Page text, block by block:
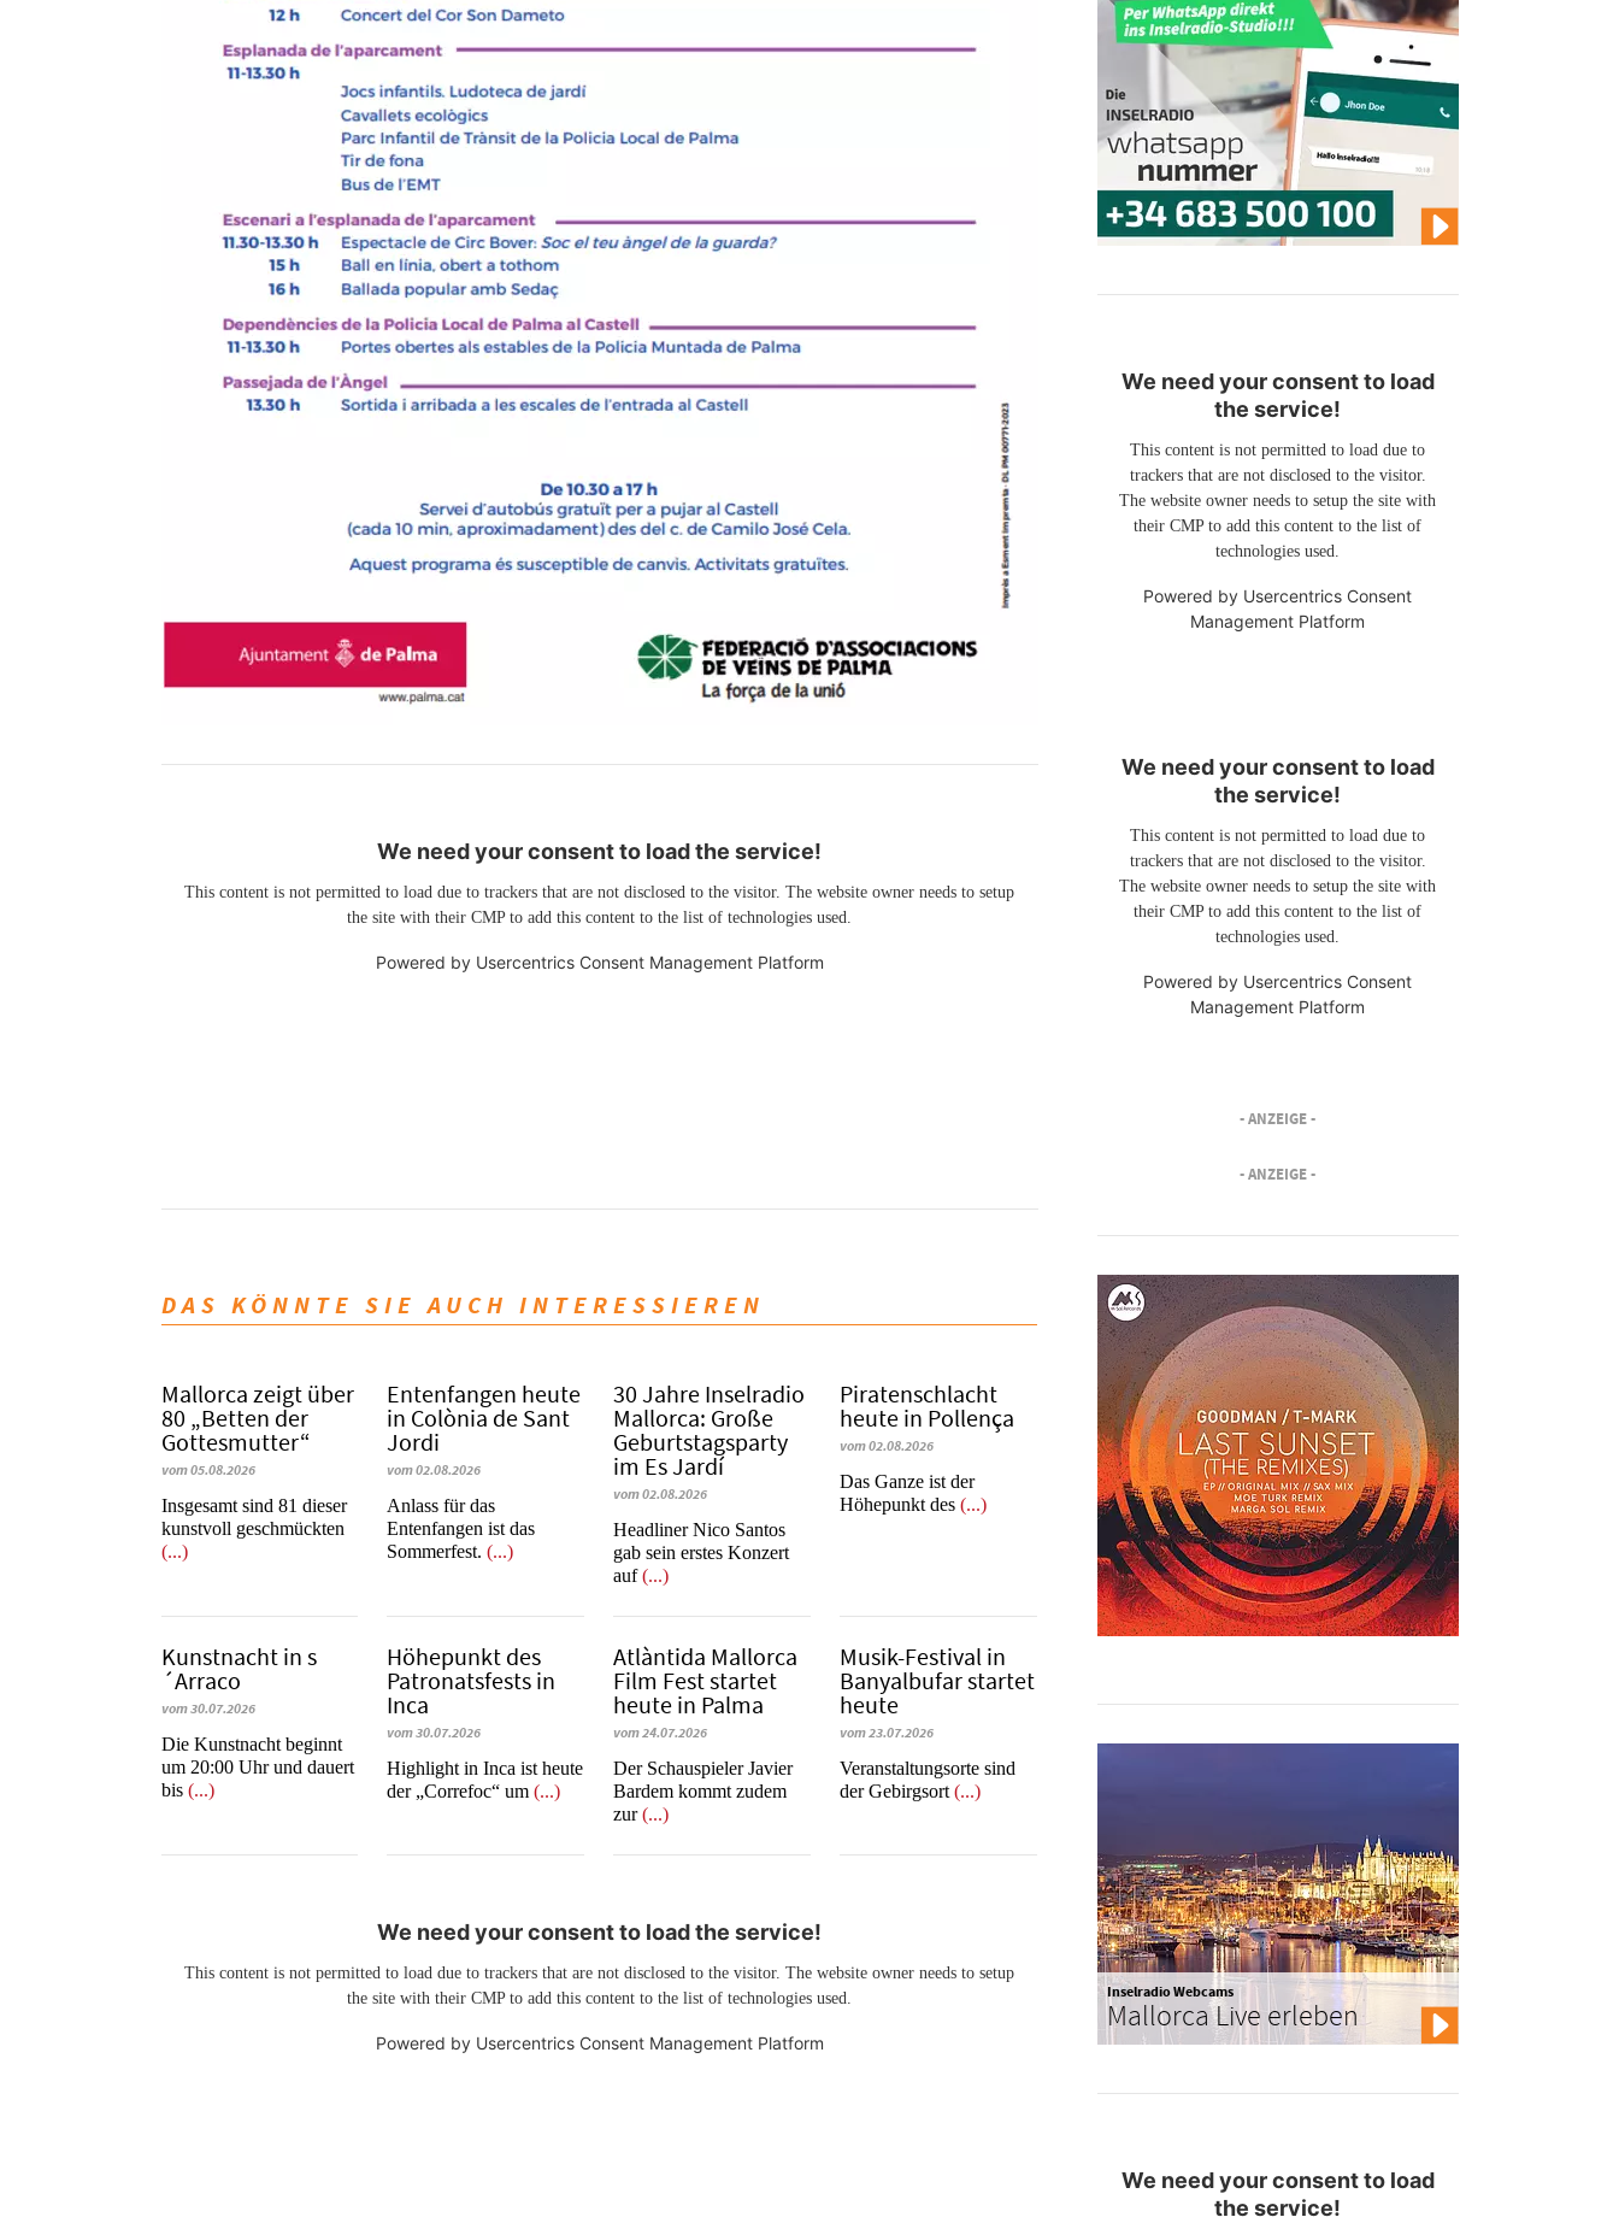
We need your consent to load the service!
This content is not permitted to load due to trackers that are not disclosed to the visitor. The website owner needs to setup
the site with their CMP to add this content to the list of technologies used.
Powered by Usercentrics Consent Management Platform
DAS KÖNNTE SIE AUCH INTERESSIEREN
Mallorca zeigt über
80 „Betten der
Gottesmutter“
vom 05.08.2026
Insgesamt sind 81 dieser
kunstvoll geschmückten
(...)
Entenfangen heute
in Colònia de Sant
Jordi
vom 02.08.2026
Anlass für das
Entenfangen ist das
Sommerfest.(...)
30 Jahre Inselradio
Mallorca: Große
Geburtstagsparty
im Es Jardí
vom 02.08.2026
Headliner Nico Santos
gab sein erstes Konzert
auf(...)
Piratenschlacht
heute in Po­llen­ça
vom 02.08.2026
​​​​​​​Das Ganze ist der
Höhepunkt des(...)
Kunstnacht in s
´Arraco
vom 30.07.2026
Die Kunstnacht beginnt
um 20:00 Uhr und dauert
bis (...)
Höhepunkt des
Patronatsfests in
Inca
vom 30.07.2026
Highlight in Inca ist heute
der „Correfoc“ um(...)
Atlàntida Mallorca
Film Fest startet
heute in Palma
vom 24.07.2026
Der Schauspieler Javier
Bardem kommt zudem
zur(...)
Musik-Festival in
Ban­yal­bu­far startet
heute
vom 23.07.2026
Veranstaltungsorte sind
der Gebirgsort(...)
We need your consent to load the service!
This content is not permitted to load due to trackers that are not disclosed to the visitor. The website owner needs to setup
the site with their CMP to add this content to the list of technologies used.
Powered by Usercentrics Consent Management Platform
We need your consent to load
the service!
This content is not permitted to load due to
trackers that are not disclosed to the visitor.
The website owner needs to setup the site with
their CMP to add this content to the list of
technologies used.
Powered by Usercentrics Consent
Management Platform
We need your consent to load
the service!
This content is not permitted to load due to
trackers that are not disclosed to the visitor.
The website owner needs to setup the site with
their CMP to add this content to the list of
technologies used.
Powered by Usercentrics Consent
Management Platform
- ANZEIGE -
- ANZEIGE -
Inselradio Webcams
Mallorca Live erleben
We need your consent to load
the service!